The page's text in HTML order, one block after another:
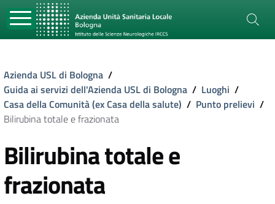
Azienda USL di Bologna /
Guida ai servizi dell'Azienda USL di Bologna / Luoghi /
Casa della Comunità (ex Casa della salute) / Punto prelievi /
Bilirubina totale e frazionata
Bilirubina totale e
frazionata